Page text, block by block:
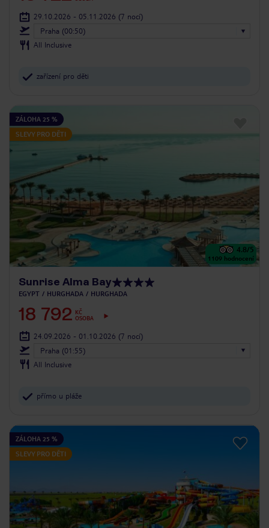
29.10.2026 - 05.11.2026 (7 nocí)
Praha (00:50)
All Inclusive
zařízení pro děti
ZÁLOHA 25 %
SLEVY PRO DĚTI
4.8/5
1109 hodnocení
Sunrise Alma Bay
EGYPT HURGHADA HURGHADA
18 792 KČ
OSOBA
24.09.2026 - 01.10.2026 (7 nocí)
Praha (01:55)
All Inclusive
přímo u pláže
ZÁLOHA 25 %
SLEVY PRO DĚTI